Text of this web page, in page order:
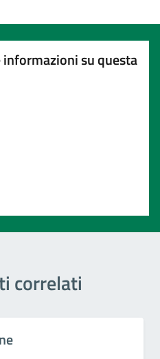
su questa
correlati